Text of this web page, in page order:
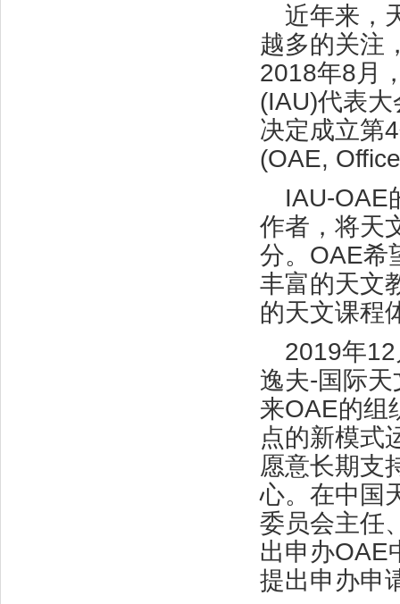
近年来，
越多的关注
2018年8月
(IAU)代表
决定成立第
(OAE,
IAU-OAE
作者，将天
分。OAE希
丰富的天文
的天文课程
2019年
逸夫-国际
来OAE的组
点的新模式
愿意长期支
心。在中国
委员会主任
出申办OAE
提出申办申